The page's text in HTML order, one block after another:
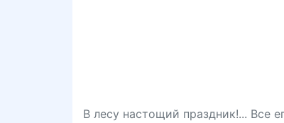
В лесу настощий праздник!... Все